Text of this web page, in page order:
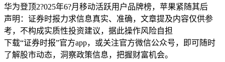
华为登顶2?025年6?月移动活跃用户品牌榜，苹果紧随其后
声明：证券时报力求信息真实、准确，文章提及内容仅供参
考，不构成实质性投资建议，据此操作风险自担
下载“证券时报”官方app，或关注官方微信公众号，即可随时
了解股市动态，洞察政策信息，把握财富机会。